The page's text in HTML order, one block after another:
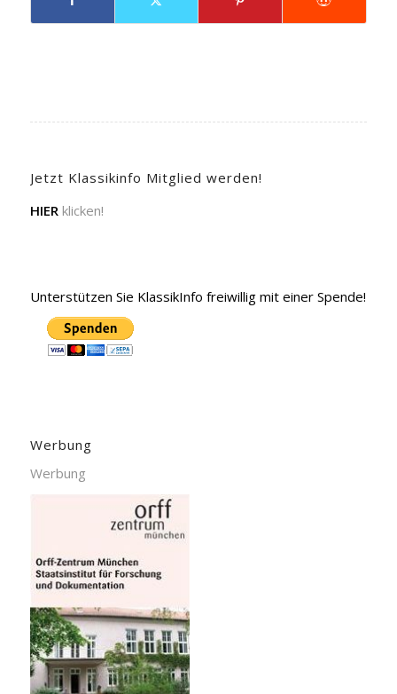
Jetzt Klassikinfo Mitglied werden!
HIER klicken!
Unterstützen Sie KlassikInfo freiwillig mit einer Spende!
Werbung
Werbung